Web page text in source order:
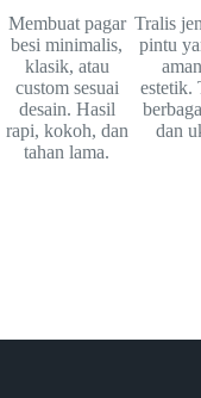
Membuat pagar
besi minimalis,
klasik, atau
custom sesuai
desain. Hasil
rapi, kokoh, dan
tahan lama.
Tralis
pintu
estetik.
dan